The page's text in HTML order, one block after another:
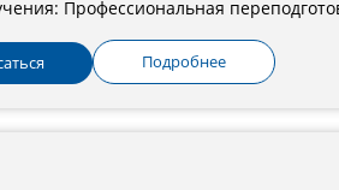
Профессиональная
Подробнее